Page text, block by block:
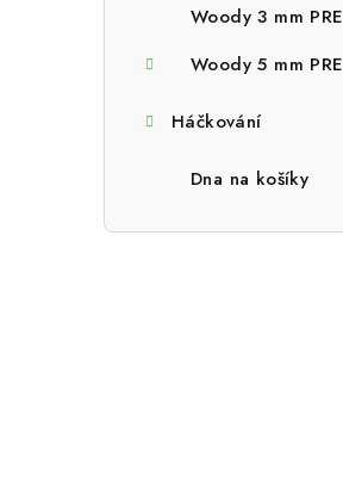
Woody 3 mm
Woody 5 mm
Háčkování
Dna na košíky